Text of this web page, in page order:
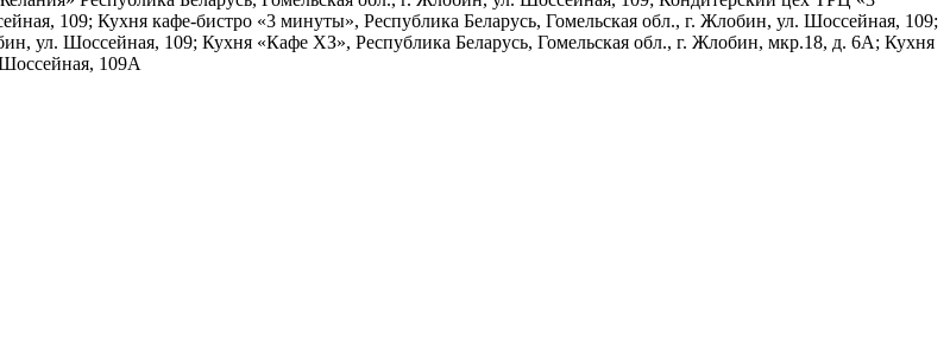
109; Кухня кафе-бистро «3 минуты», Республика Беларусь, Гомельская обл., г. Жлобин, ул. Шоссейная, 109;
ул. Шоссейная, 109; Кухня «Кафе ХЗ», Республика Беларусь, Гомельская обл., г. Жлобин, мкр.18, д. 6А; Кухня
109А